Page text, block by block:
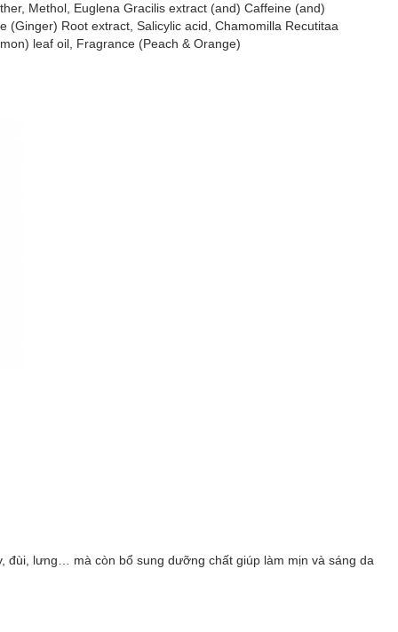
Methol, Euglena Gracilis extract (and) Caffeine (and)
(Ginger) Root extract, Salicylic acid, Chamomilla Recutitaa
leaf oil, Fragrance (Peach & Orange)
đùi, lưng… mà còn bổ sung dưỡng chất giúp làm mịn và sáng da